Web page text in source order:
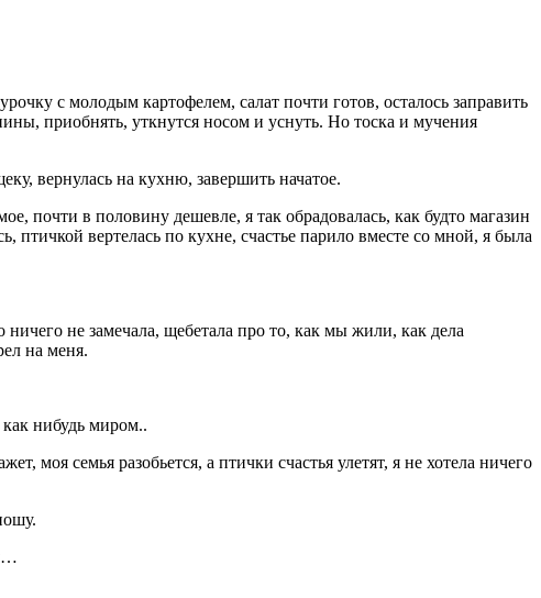
с молодым картофелем, салат почти готов, осталось заправить
приобнять, уткнутся носом и уснуть. Но тоска и мучения
вернулась на кухню, завершить начатое.
почти в половину дешевле, я так обрадовалась, как будто магазин
вертелась по кухне, счастье парило вместе со мной, я была
не замечала, щебетала про то, как мы жили, как дела
на меня.
нибудь миром..
моя семья разобьется, а птички счастья улетят, я не хотела ничего